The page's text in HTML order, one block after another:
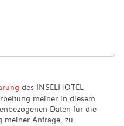
des INSELHOTEL
meiner in diesem
Daten für die
meiner Anfrage, zu.